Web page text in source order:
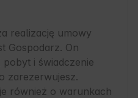
realizację umowy
Gospodarz. On
i świadczenie
zarezerwujesz.
również o warunkach